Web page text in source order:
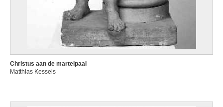
Christus aan de martelpaal
Matthias Kessels